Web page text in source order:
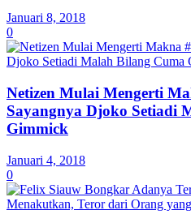
Januari 8, 2018
0
Netizen Mulai Mengerti
Sayangnya Djoko Setiadi
Gimmick
Januari 4, 2018
0